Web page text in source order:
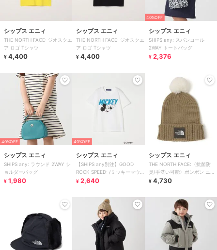
シップス エニィ
THE NORTH FACE: ジオスクエ
ア ロゴ Tシャツ
¥ 4,400
シップス エニィ
THE NORTH FACE: ジオスクエ
ア ロゴ Tシャツ
¥ 4,400
40%OFF
シップス エニィ
SHIPS any: スパンコール
2WAY トートバッグ
¥ 2,376
40%OFF
シップス エニィ
SHIPS any: ラウンド 2WAY シ
ョルダーバッグ
¥ 1,980
40%OFF
シップス エニィ
【SHIPS any別注】GOOD
ROCK SPEED: /ミッキーマウ
ス/ Tシャツ
¥ 2,640
シップス エニィ
THE NORTH FACE:〈抗菌防
臭/手洗い可能〉ポンポン ニッ
トキャップ
¥ 4,730